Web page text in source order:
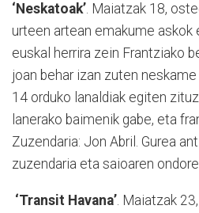
‘Neskatoak’. Maiatzak 18,
urteen artean emakume
euskal herrira zein Frantziako
joan behar izan zuten
14 orduko lanaldiak egiten
lanerako baimenik gabe, eta
Zuzendaria: Jon Abril. Gurea
zuzendaria eta saioaren
‘Transit Havana’ . Maiatzak